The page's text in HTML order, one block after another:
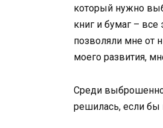
который нужно
книг и бумаг –
позволяли мне от
моего развития,
Среди
решилась, если бы